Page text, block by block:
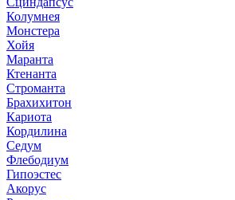
Колумнея
Монстера
Хойя
Маранта
Ктенанта
Строманта
Брахихитон
Кариота
Кордилина
Седум
Флебодиум
Гипоэстес
Акорус